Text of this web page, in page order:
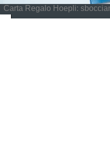
Carta Regalo Hoepli: